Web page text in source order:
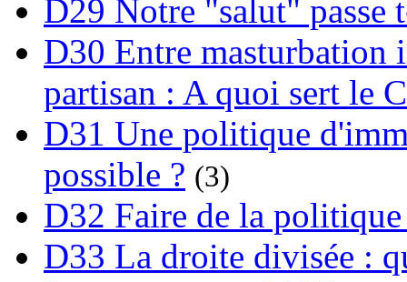
D29 Notre "salut" passe
D30 Entre masturbation
partisan : A quoi sert le
D31 Une politique
possible ? (3)
D32 Faire de la
D33 La droite divisée :